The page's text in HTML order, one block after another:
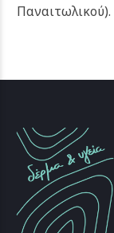
Παναιτωλικού).